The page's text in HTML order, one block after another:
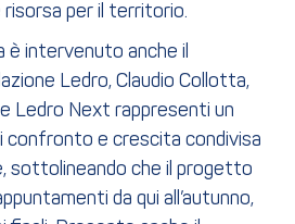
per il territorio.
è intervenuto anche il
Ledro, Claudio Collotta,
Ledro Next rappresenti un
confronto e crescita condivisa
sottolineando che il progetto
da qui all’autunno,